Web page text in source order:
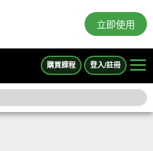
立即使用
購買課程 登入/註冊